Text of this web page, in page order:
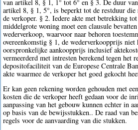
van artikel 8, § 1, 1° tot 6° en § 3. De duur
artikel 8, § 1, 5°, is beperkt tot de restduur die
de verkoper. § 2. Iedere akte met betrekking
middelgrote woning moet een clausule
wederverkoop, waarvoor naar behoren
overeenkomstig § 1, de wederverkoopprijs niet
oorspronkelijke aankoopprijs inclusief
vermeerderd met intresten berekend tegen het
depositofaciliteit van de Europese Centrale
akte waarmee de verkoper het goed gekocht
Er kan geen rekening worden gehouden met
kosten die de verkoper heeft gedaan voor de
aanpassing van het gebouw kunnen echter in
op basis van de bewijsstukken.. De raad van
regels voor de aanvaarding van die stukken.